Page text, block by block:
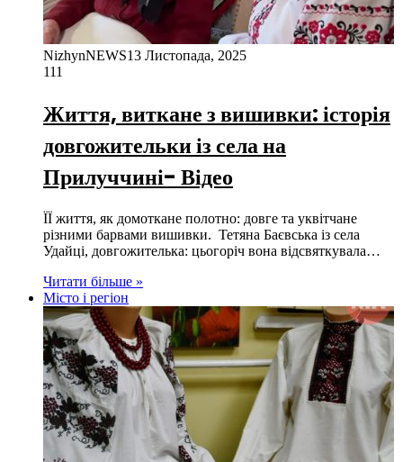
NizhynNEWS13 Листопада, 2025
111
Життя, виткане з вишивки: історія
довгожительки із села на
Прилуччині- Відео
ЇЇ життя, як домоткане полотно: довге та уквітчане
різними барвами вишивки. Тетяна Баєвська із села
Удайці, довгожителька: цьогоріч вона відсвяткувала…
Читати більше »
Місто і регіон